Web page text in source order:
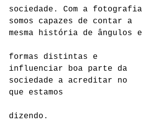
sociedade. Com a fotografia
somos capazes de contar a
mesma história de ângulos e
formas distintas e
influenciar boa parte da
sociedade a acreditar no
que estamos
dizendo.